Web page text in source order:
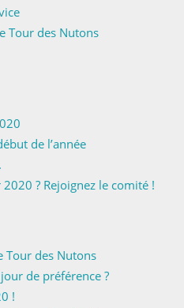
Tour des Nutons
de l’année
? Rejoignez le comité !
Tour des Nutons
de préférence ?
!